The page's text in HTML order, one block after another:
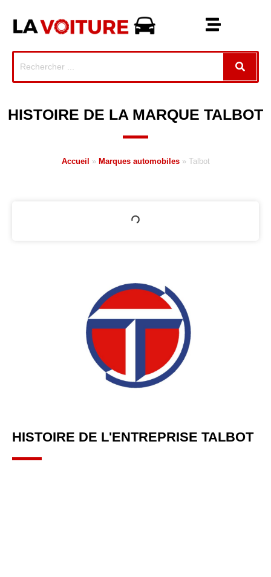
HISTOIRE DE LA MARQUE TALBOT
Accueil » Marques automobiles » Talbot
HISTOIRE DE L'ENTREPRISE TALBOT